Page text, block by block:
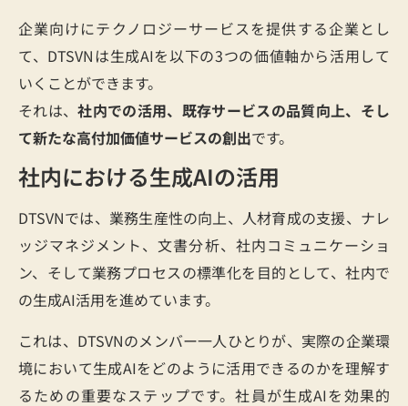
企業向けにテクノロジーサービスを提供する企業とし
て、DTSVNは生成AIを以下の3つの価値軸から活用して
いくことができます。
それは、社内での活用、既存サービスの品質向上、そし
て新たな高付加価値サービスの創出です。
社内における生成AIの活用
DTSVNでは、業務生産性の向上、人材育成の支援、ナレ
ッジマネジメント、文書分析、社内コミュニケーショ
ン、そして業務プロセスの標準化を目的として、社内で
の生成AI活用を進めています。
これは、DTSVNのメンバー一人ひとりが、実際の企業環
境において生成AIをどのように活用できるのかを理解す
るための重要なステップです。社員が生成AIを効果的